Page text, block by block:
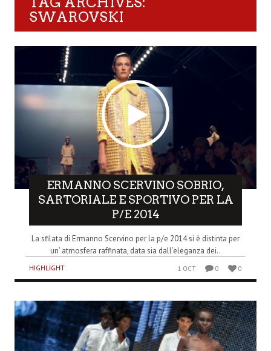
SWAROVSKI
ERMANNO SCERVINO SOBRIO,
SARTORIALE E SPORTIVO PER LA
P/E 2014
La sfilata di Ermanno Scervino per la p/e 2014 si è distinta per
un’ atmosfera raffinata, data sia dall’eleganza dei..
HIGHLIGHT 1 OCT 0 0